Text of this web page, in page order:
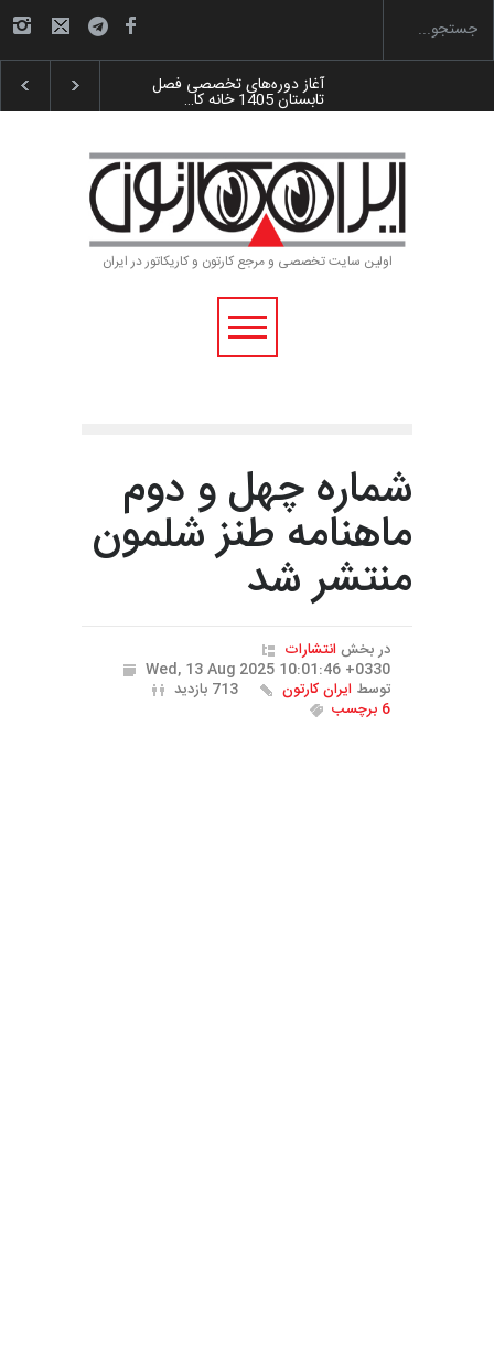
آغاز دوره‌های تخصصی فصل
تابستان 1405 خانه کا…
گزارش تصویری آیین اختتامیه و
اهدای جوایز سوم…
به یاد اردوغان باشول (۱۹۳۶–
۲۰۲۶)
«ایران سربلند»…
اولین سایت تخصصی و مرجع کارتون و کاریکاتور در ایران
شماره چهل و دوم
ماهنامه طنز شلمون
منتشر شد
در بخش انتشارات
Wed, 13 Aug 2025 10:01:46 +0330
توسط ایران کارتون
713 بازدید
6 برچسب